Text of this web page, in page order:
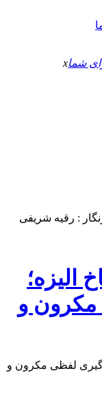
x
: رقیه شریفی
الیزه؛
مکرون و